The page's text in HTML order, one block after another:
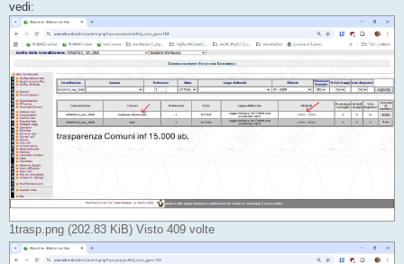
vedi:
1trasp.png (202.83 KiB) Visto 409 volte